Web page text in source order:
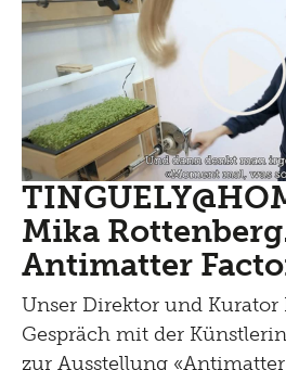
Mika
Antimatter
Unser Direktor und Kurator
Gespräch mit der
zur Ausstellung «Antimatter